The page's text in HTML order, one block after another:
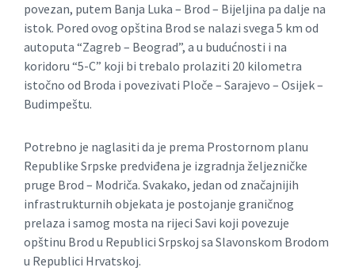
povezan, putem Banja Luka – Brod – Bijeljina pa dalje na
istok. Pored ovog opština Brod se nalazi svega 5 km od
autoputa “Zagreb – Beograd”, a u budućnosti i na
koridoru “5-C” koji bi trebalo prolaziti 20 kilometra
istočno od Broda i povezivati Ploče – Sarajevo – Osijek –
Budimpeštu.
Potrebno je naglasiti da je prema Prostornom planu
Republike Srpske predviđena je izgradnja željezničke
pruge Brod – Modriča. Svakako, jedan od značajnijih
infrastrukturnih objekata je postojanje graničnog
prelaza i samog mosta na rijeci Savi koji povezuje
opštinu Brod u Republici Srpskoj sa Slavonskom Brodom
u Republici Hrvatskoj.